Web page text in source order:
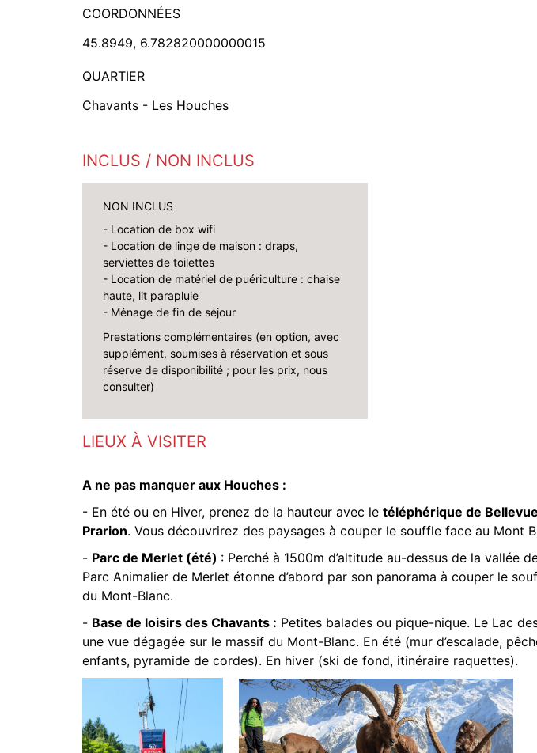
COORDONNÉES
45.8949, 6.782820000000015
QUARTIER
Chavants - Les Houches
INCLUS / NON INCLUS
NON INCLUS
- Location de box wifi
- Location de linge de maison : draps,
serviettes de toilettes
- Location de matériel de puériculture : chaise
haute, lit parapluie
- Ménage de fin de séjour
Prestations complémentaires (en option, avec
supplément, soumises à réservation et sous
réserve de disponibilité ; pour les prix, nous
consulter)
LIEUX À VISITER
A ne pas manquer aux Houches :
- En été ou en Hiver, prenez de la hauteur avec le téléphérique de
Prarion. Vous découvrirez des paysages à couper le souffle face au Mont
- Parc de Merlet (été) : Perché à 1500m d’altitude au-dessus de la vallée
Parc Animalier de Merlet étonne d’abord par son panorama à couper le
du Mont-Blanc.
- Base de loisirs des Chavants : Petites balades ou pique-nique. Le Lac
une vue dégagée sur le massif du Mont-Blanc. En été (mur d’escalade,
enfants, pyramide de cordes). En hiver (ski de fond, itinéraire raquettes).